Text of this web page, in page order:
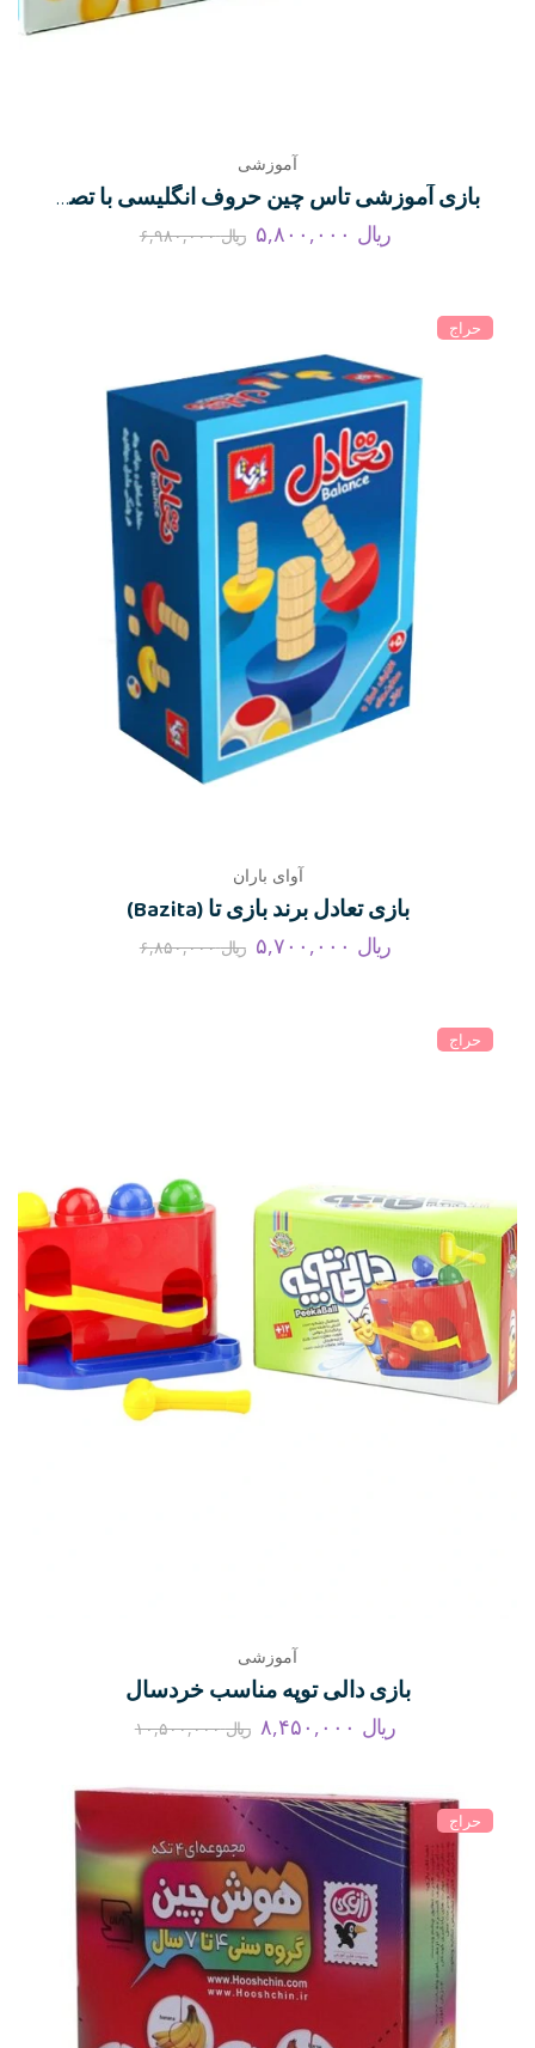
آموزشی
بازی آموزشی تاس چین حروف انگلیسی با تصاویر برند بازی تا
ریال ریال۶,۹۸۰,۰۰۰
حراج
آوای باران
بازی تعادل برند بازی تا (Bazita)
ریال ریال۶,۸۵۰,۰۰۰
حراج
آموزشی
بازی دالی توپه مناسب خردسال
ریال ریال۱۰,۵۰۰,۰۰۰
حراج